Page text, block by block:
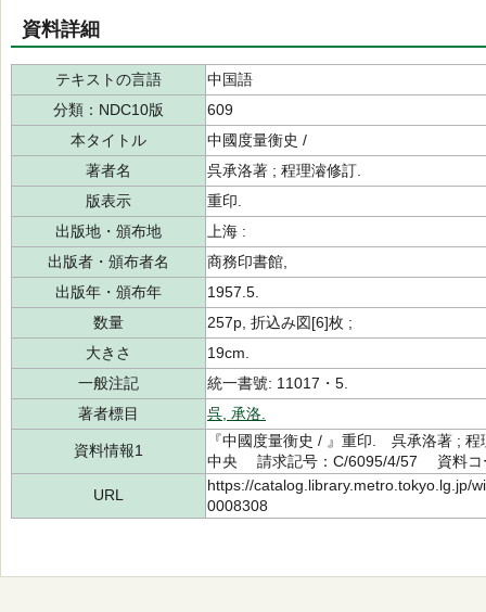
資料詳細
テキストの言語
中国語
分類：NDC10版
609
本タイトル
中國度量衡史 /
著者名
呉承洛著 ; 程理濬修訂.
版表示
重印.
出版地・頒布地
上海 :
出版者・頒布者名
商務印書館,
出版年・頒布年
1957.5.
数量
257p, 折込み図[6]枚 ;
大きさ
19cm.
一般注記
統一書號: 11017・5.
著者標目
呉, 承洛.
資料情報1
『中國度量衡史 / 』重印. 呉承洛著 ;
中央 請求記号：C/6095/4/57 資料コ
URL
https://catalog.library.metro.tokyo.lg.jp/
0008308